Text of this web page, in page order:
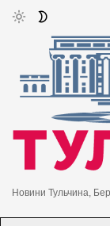
Новини Тульчина,